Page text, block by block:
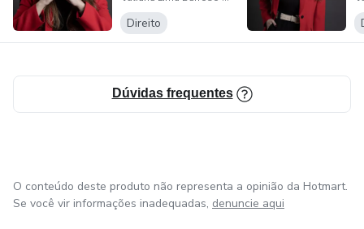
Direito
Dúvidas frequentes
O conteúdo deste produto não representa a opinião da Hotmart.
Se você vir informações inadequadas, denuncie aqui